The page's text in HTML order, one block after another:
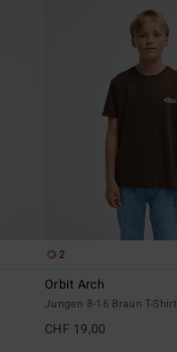
2
Orbit Arch
Jungen 8-16 Braun T-Shirt
CHF 19,00